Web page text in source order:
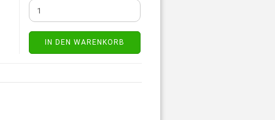
IN DEN WARENKORB